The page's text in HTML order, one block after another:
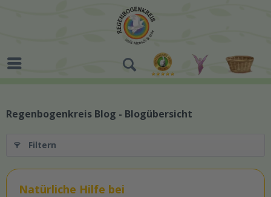
Regenbogenkreis Blog - Blogübersicht
Filtern
Natürliche Hilfe bei